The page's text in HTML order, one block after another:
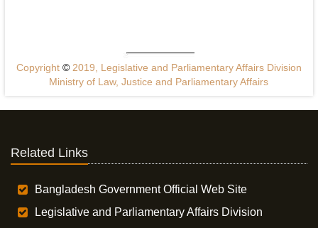
Copyright ©2019, Legislative and Parliamentary Affairs Division
Ministry of Law, Justice and Parliamentary Affairs
Related Links
Bangladesh Government Official Web Site
Legislative and Parliamentary Affairs Division